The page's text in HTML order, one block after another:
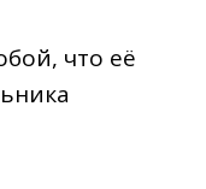
что её